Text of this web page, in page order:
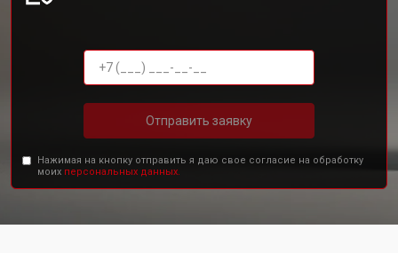
Отправить заявку
Нажимая на кнопку отправить я даю свое согласие на обработку
моих персональных данных.